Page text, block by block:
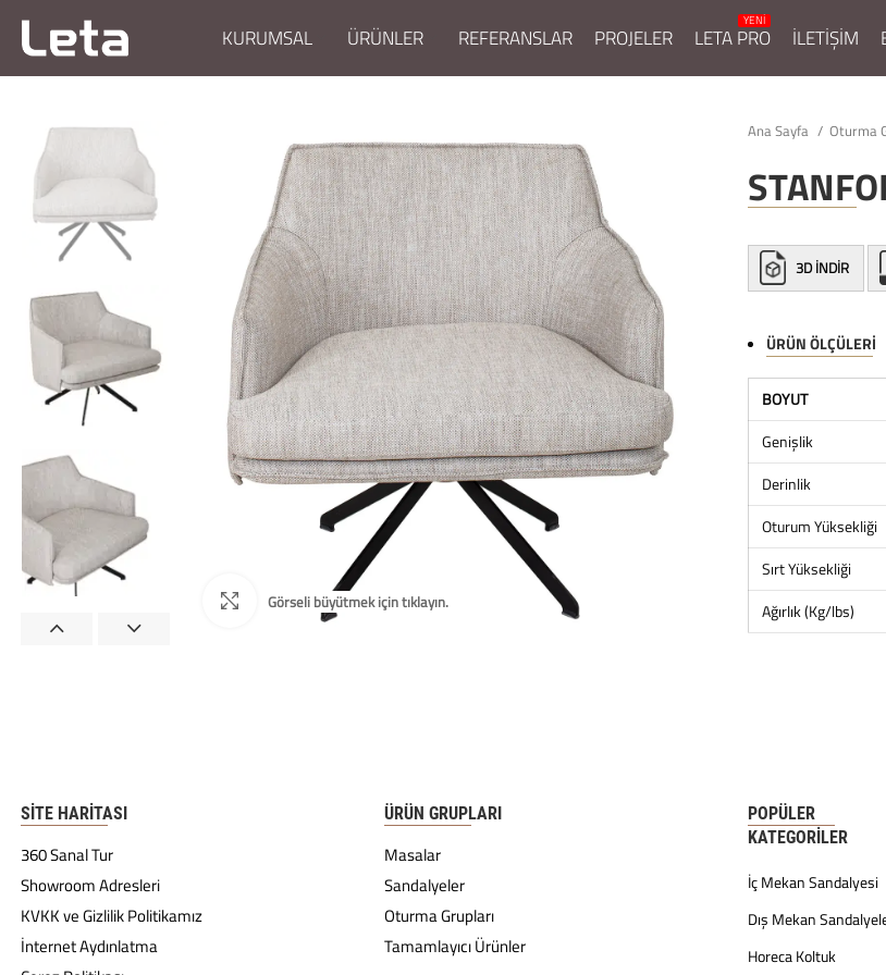
KURUMSAL ÜRÜNLER REFERANSLAR PROJELER LETA PRO İLETİŞİM
Ana Sayfa Oturma
3D İNDİR
ÜRÜN ÖLÇÜLERI
BOYUT
Genişlik
Derinlik
Oturum Yüksekliği
Sırt Yüksekliği
Ağırlık (Kg/lbs)
SITE HARITASI
360 Sanal Tur
Showroom Adresleri
KVKK ve Gizlilik Politikamız
İnternet Aydınlatma
ÜRÜN GRUPLARI
Masalar
Sandalyeler
Oturma Grupları
Tamamlayıcı Ürünler
POPÜLER
KATEGORILER
İç Mekan Sandalyesi
Dış Mekan
Horeca Koltuk